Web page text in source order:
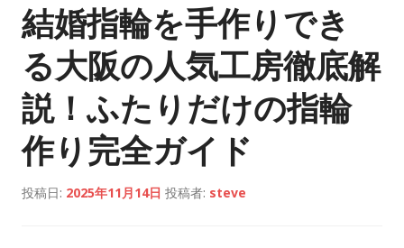
結婚指輪を手作りでき
る大阪の人気工房徹底解
説！ふたりだけの指輪
作り完全ガイド
投稿日: 2025年11月14日 投稿者: steve